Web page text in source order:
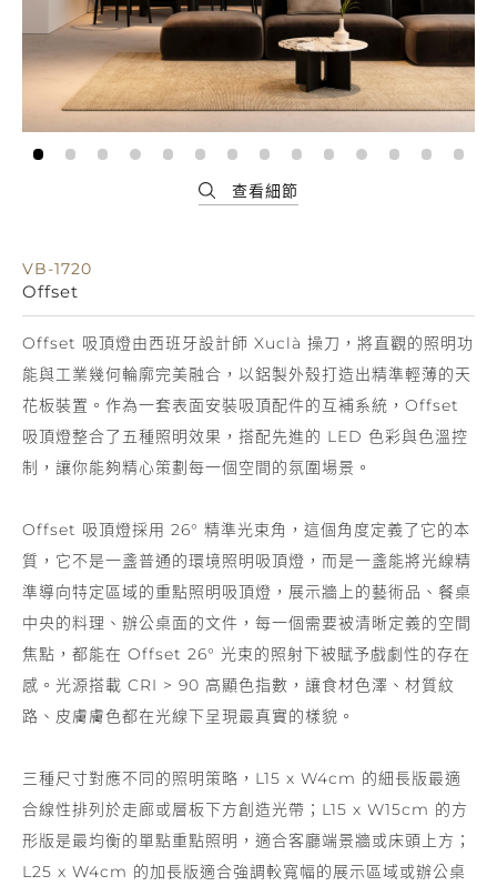
VB-1720
Offset
Offset 吸頂燈由西班牙設計師 Xuclà 操刀，將直觀的照明功
能與工業幾何輪廓完美融合，以鋁製外殼打造出精準輕薄的天
花板裝置。作為一套表面安裝吸頂配件的互補系統，Offset
吸頂燈整合了五種照明效果，搭配先進的 LED 色彩與色溫控
制，讓你能夠精心策劃每一個空間的氛圍場景。
Offset 吸頂燈採用 26° 精準光束角，這個角度定義了它的本
質，它不是一盞普通的環境照明吸頂燈，而是一盞能將光線精
準導向特定區域的重點照明吸頂燈，展示牆上的藝術品、餐桌
中央的料理、辦公桌面的文件，每一個需要被清晰定義的空間
焦點，都能在 Offset 26° 光束的照射下被賦予戲劇性的存在
感。光源搭載 CRI > 90 高顯色指數，讓食材色澤、材質紋
路、皮膚膚色都在光線下呈現最真實的樣貌。
三種尺寸對應不同的照明策略，L15 x W4cm 的細長版最適
合線性排列於走廊或層板下方創造光帶；L15 x W15cm 的方
形版是最均衡的單點重點照明，適合客廳端景牆或床頭上方；
L25 x W4cm 的加長版適合強調較寬幅的展示區域或辦公桌